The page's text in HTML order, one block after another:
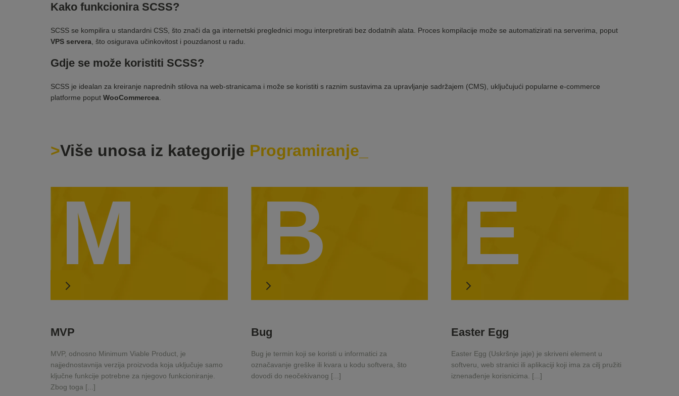
Kako funkcionira SCSS?
SCSS se kompilira u standardni CSS, što znači da ga internetski preglednici mogu interpretirati bez dodatnih alata. Proces kompilacije može se automatizirati na serverima, poput
VPS servera, što osigurava učinkovitost i pouzdanost u radu.
Gdje se može koristiti SCSS?
SCSS je idealan za kreiranje naprednih stilova na web-stranicama i može se koristiti s raznim sustavima za upravljanje sadržajem (CMS), uključujući popularne e-commerce
platforme poput WooCommercea.
Više unosa iz kategorije Programiranje
M
MVP
MVP, odnosno Minimum Viable Product, je
najjednostavnija verzija proizvoda koja uključuje samo
ključne funkcije potrebne za njegovo funkcioniranje.
Zbog toga [...]
B
Bug
Bug je termin koji se koristi u informatici za
označavanje greške ili kvara u kodu softvera, što
dovodi do neočekivanog [...]
E
Easter Egg
Easter Egg (Uskršnje jaje) je skriveni element u
softveru, web stranici ili aplikaciji koji ima za cilj pružiti
iznenađenje korisnicima. [...]